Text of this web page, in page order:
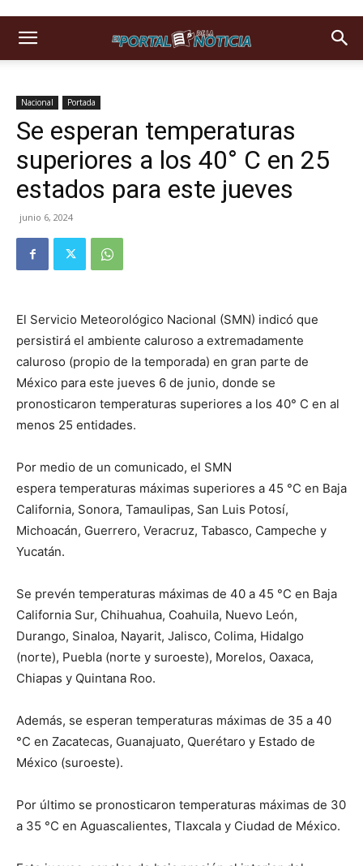
Nacional Portada
Se esperan temperaturas
superiores a los 40° C en 25
estados para este jueves
junio 6, 2024
El Servicio Meteorológico Nacional (SMN) indicó que
persistirá el ambiente caluroso a extremadamente
caluroso (propio de la temporada) en gran parte de
México para este jueves 6 de junio, donde se
pronosticaron temperaturas superiores a los 40° C en al
menos 25 entidades.
Por medio de un comunicado, el SMN
espera temperaturas máximas superiores a 45 °C en Baja
California, Sonora, Tamaulipas, San Luis Potosí,
Michoacán, Guerrero, Veracruz, Tabasco, Campeche y
Yucatán.
Se prevén temperaturas máximas de 40 a 45 °C en Baja
California Sur, Chihuahua, Coahuila, Nuevo León,
Durango, Sinaloa, Nayarit, Jalisco, Colima, Hidalgo
(norte), Puebla (norte y suroeste), Morelos, Oaxaca,
Chiapas y Quintana Roo.
Además, se esperan temperaturas máximas de 35 a 40
°C en Zacatecas, Guanajuato, Querétaro y Estado de
México (suroeste).
Por último se pronosticaron temperaturas máximas de 30
a 35 °C en Aguascalientes, Tlaxcala y Ciudad de México.